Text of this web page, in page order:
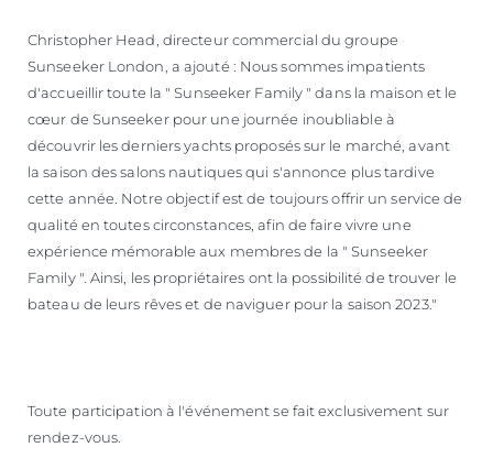
Christopher Head, directeur commercial du groupe
Sunseeker London, a ajouté : Nous sommes impatients
d'accueillir toute la " Sunseeker Family " dans la maison et le
cœur de Sunseeker pour une journée inoubliable à
découvrir les derniers yachts proposés sur le marché, avant
la saison des salons nautiques qui s'annonce plus tardive
cette année. Notre objectif est de toujours offrir un service de
qualité en toutes circonstances, afin de faire vivre une
expérience mémorable aux membres de la " Sunseeker
Family ". Ainsi, les propriétaires ont la possibilité de trouver le
bateau de leurs rêves et de naviguer pour la saison 2023."
Toute participation à l'événement se fait exclusivement sur
rendez-vous.